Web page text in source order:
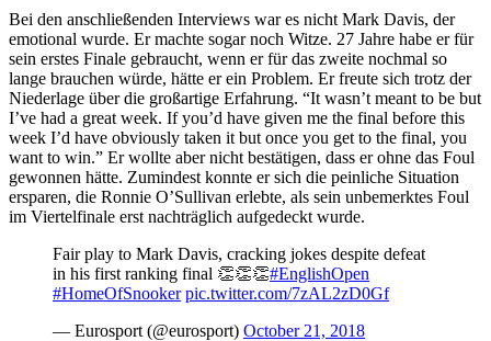
Bei den anschließenden Interviews war es nicht Mark Davis, der
emotional wurde. Er machte sogar noch Witze. 27 Jahre habe er für
sein erstes Finale gebraucht, wenn er für das zweite nochmal so
lange brauchen würde, hätte er ein Problem. Er freute sich trotz der
Niederlage über die großartige Erfahrung. “It wasn’t meant to be but
I’ve had a great week. If you’d have given me the final before this
week I’d have obviously taken it but once you get to the final, you
want to win.” Er wollte aber nicht bestätigen, dass er ohne das Foul
gewonnen hätte. Zumindest konnte er sich die peinliche Situation
ersparen, die Ronnie O’Sullivan erlebte, als sein unbemerktes Foul
im Viertelfinale erst nachträglich aufgedeckt wurde.
Fair play to Mark Davis, cracking jokes despite defeat
in his first ranking final 👏👏👏#EnglishOpen
#HomeOfSnooker pic.twitter.com/7zAL2zD0Gf
— Eurosport (@eurosport) October 21, 2018